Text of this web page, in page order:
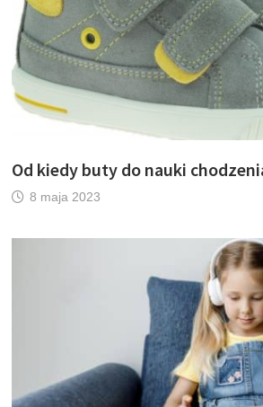
Od kiedy buty do nauki
8 maja 2023